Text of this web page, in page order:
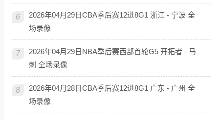
6
2026年04月29日CBA季后赛12进8G1 浙江 - 宁波 全
场录像
7
2026年04月29日NBA季后赛西部首轮G5 开拓者 - 马
刺 全场录像
8
2026年04月28日CBA季后赛12进8G1 广东 - 广州 全
场录像